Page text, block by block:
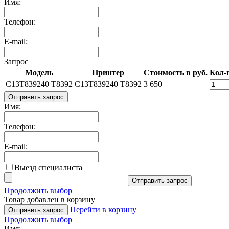
Телефон:
E-mail:
Запрос
Модель
Принтер Стоимость в руб. Кол-
C13T839240 T8392 C13T839240 T8392 3 650
Отправить запрос
Имя:
Телефон:
E-mail:
Выезд специалиста
Отправить запрос
Продолжить выбор
Товар добавлен в корзину
Отправить запрос
Перейти в корзину
Продолжить выбор